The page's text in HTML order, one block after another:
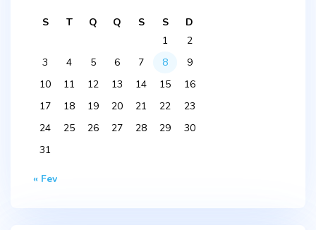
S T Q Q S S
D
1
2
3
4 5 6 7 8
9
10
11 12 13 14 15
16
17
18 19 20 21 22
23
24
25 26 27 28 29
30
31
« Fev